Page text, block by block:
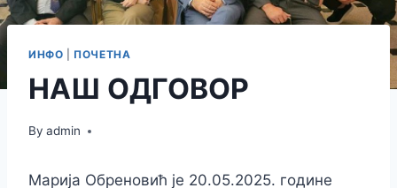
ИНФО ПОЧЕТНА
НАШ ОДГОВОР
By admin
Марија Обреновић је 20.05.2025. године